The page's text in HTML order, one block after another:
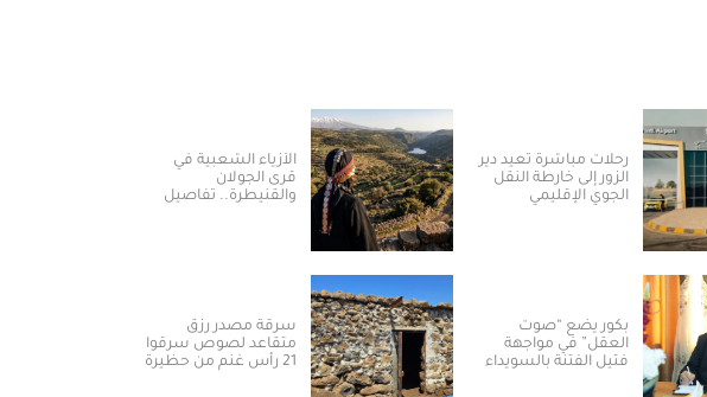
رحلات مباشرة تعيد دير
الزور إلى خارطة النقل
الجوي الإقليمي
الأزياء الشعبية في
قرى الجولان
والقنيطرة.. تفاصيل
بكور يضع “صوت
العقل” في مواجهة
فتيل الفتنة بالسويداء
سرقة مصدر رزق
متقاعد لصوص سرقوا
21 رأس غنم من حظيرة